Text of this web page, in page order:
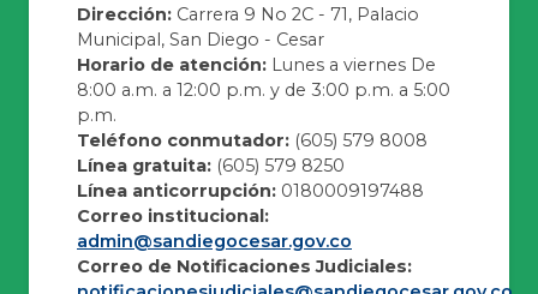
Dirección: Carrera 9 No 2C - 71, Palacio
Municipal, San Diego - Cesar
Horario de atención: Lunes a viernes De
8:00 a.m. a 12:00 p.m. y de 3:00 p.m. a 5:00
p.m.
Teléfono conmutador: (605) 579 8008
Línea gratuita: (605) 579 8250
Línea anticorrupción: 0180009197488
Correo institucional:
admin@sandiegocesar.gov.co
Correo de Notificaciones Judiciales: